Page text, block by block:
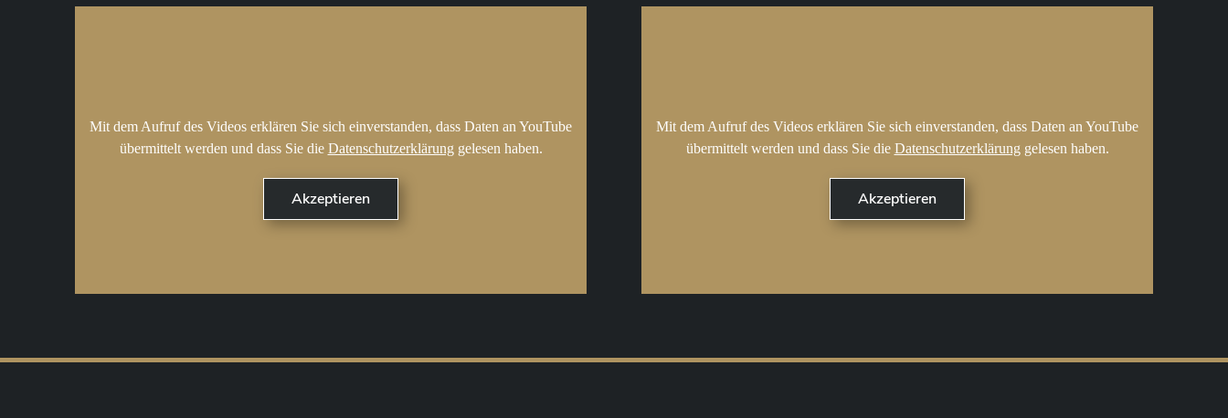
Mit dem Aufruf des Videos erklären Sie sich einverstanden, dass Daten an YouTube
übermittelt werden und dass Sie die Datenschutzerklärung gelesen haben.
Mit dem Aufruf des Videos erklären Sie sich einverstanden, dass Daten an YouTube
übermittelt werden und dass Sie die Datenschutzerklärung gelesen haben.